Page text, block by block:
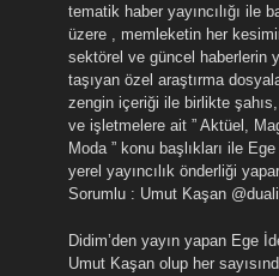
tematik haber yayıncılığı ile
üzere , memleketin her
sektörel ve güncel haberlerin
taşıyan özel araştırma
zengin içeriği ile birlikte
ve işletmelere ait ” Aktüel,
Moda ” konu başlıkları ile
yerel yayıncılık önderliği
Sorumlu : Umut Kaşan
Didim’den yayın yapan Ege
Umut Kaşan olup her